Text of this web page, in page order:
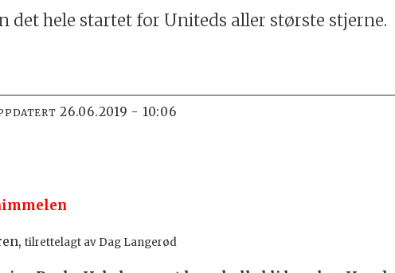
det hele startet for Uniteds aller største stjerne.
26.06.2019 - 10:06
tilrettelagt av Dag Langerød